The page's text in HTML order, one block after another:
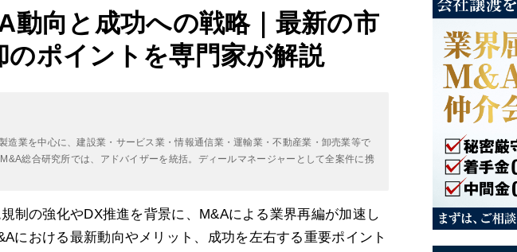
動向と成功への戦略｜最新の市
のポイントを専門家が解説
造業を中心に、建設業・サービス業・情報通信業・運輸業・不動産業・卸売業等で
総合研究所では、アドバイザーを統括。ディールマネージャーとして全案件に携
制の強化やDX推進を背景に、M&Aによる業界再編が加速し
における最新動向やメリット、成功を左右する重要ポイント